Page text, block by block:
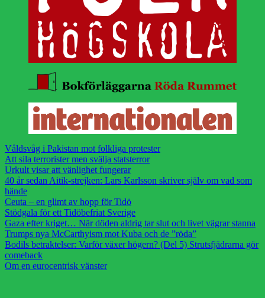
Våldsvåg i Pakistan mot folkliga protester
Att sila terrorister men svälja statsterror
Urkult visar att vänlighet fungerar
40 år sedan Aitik-strejken: Lars Karlsson skriver själv om vad som
hände
Ceuta – en glimt av hopp för Tidö
Stödgala för ett Tidöbefriat Sverige
Gaza efter kriget… När döden aldrig tar slut och livet vägrar stanna
Trumps nya McCarthyism mot Kuba och de ”röda”
Bodils betraktelser: Varför växer högern? (Del 5) Strutsfjädrarna gör
comeback
Om en eurocentrisk vänster